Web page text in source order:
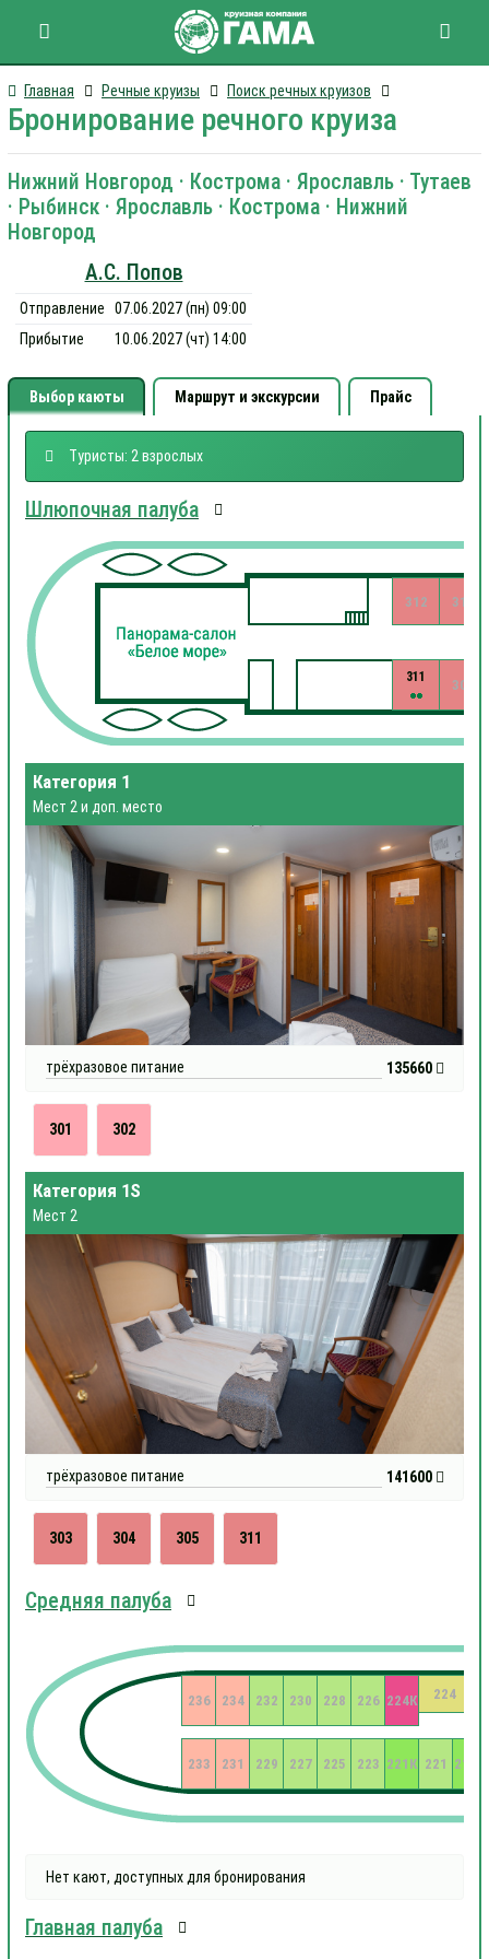
Главная Речные круизы Поиск речных круизов
Бронирование речного круиза
Нижний Новгород · Кострома · Ярославль · Тутаев
· Рыбинск · Ярославль · Кострома · Нижний
Новгород
А.С. Попов
Отправление
07.06.2027 (пн) 09:00
Прибытие
10.06.2027 (чт) 14:00
Выбор каюты Маршрут и экскурсии Прайс
Туристы: 2 взрослых
Шлюпочная палуба
309
310
311
312
Категория 1
Мест 2 и доп. место
трёхразовое питание 135660
301 302
Категория 1S
Мест 2
трёхразовое питание 141600
303 304 305 311
Средняя палуба
219К
221
221К
223
224
224К
225
226
227
228
229
230
231
232
233
234
236
Нет кают, доступных для бронирования
Главная палуба